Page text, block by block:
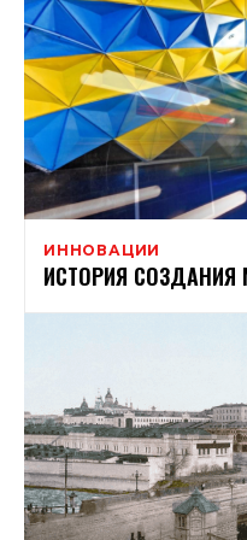
ИННОВАЦИИ
ИСТОРИЯ СОЗДАНИЯ